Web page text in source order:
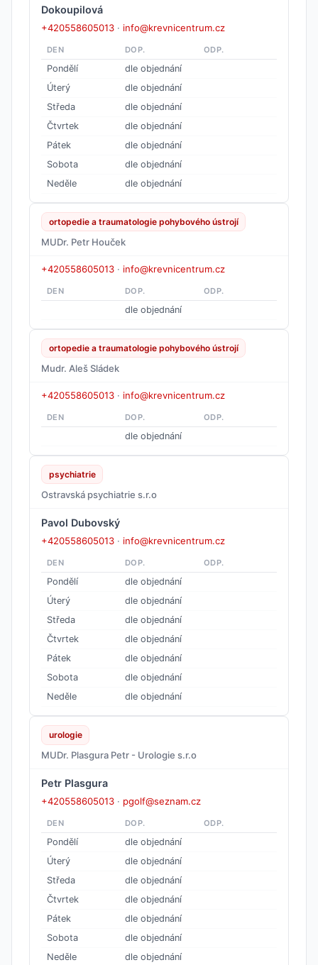
Dokoupilová
+420558605013 · info@krevnicentrum.cz
DEN DOP. ODP.
Pondělí
dle objednání
Úterý
dle objednání
Středa
dle objednání
Čtvrtek
dle objednání
Pátek
dle objednání
Sobota
dle objednání
Neděle
dle objednání
ortopedie a traumatologie pohybového ústrojí
MUDr. Petr Houček
+420558605013 · info@krevnicentrum.cz
DEN DOP. ODP.
dle objednání
ortopedie a traumatologie pohybového ústrojí
Mudr. Aleš Sládek
+420558605013 · info@krevnicentrum.cz
DEN DOP. ODP.
dle objednání
psychiatrie
Ostravská psychiatrie s.r.o
Pavol Dubovský
+420558605013 · info@krevnicentrum.cz
DEN DOP. ODP.
Pondělí
dle objednání
Úterý
dle objednání
Středa
dle objednání
Čtvrtek
dle objednání
Pátek
dle objednání
Sobota
dle objednání
Neděle
dle objednání
urologie
MUDr. Plasgura Petr - Urologie s.r.o
Petr Plasgura
+420558605013 · pgolf@seznam.cz
DEN DOP. ODP.
Pondělí
dle objednání
Úterý
dle objednání
Středa
dle objednání
Čtvrtek
dle objednání
Pátek
dle objednání
Sobota
dle objednání
Neděle
dle objednání